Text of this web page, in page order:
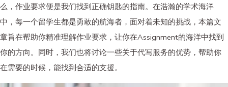
么，作业要求便是我们找到正确钥匙的指南。在浩瀚的学术海洋
中，每一个留学生都是勇敢的航海者，面对着未知的挑战，本篇文
章旨在帮助你精准理解作业要求，让你在Assignment的海洋中找到
你的方向。同时，我们也将讨论一些关于代写服务的优势，帮助你
在需要的时候，能找到合适的支援。